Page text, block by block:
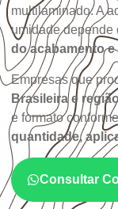
multilaminado. A
umidade
do acabamento
Empresas que
Brasileira e
e formato
quantidade,
Consultar